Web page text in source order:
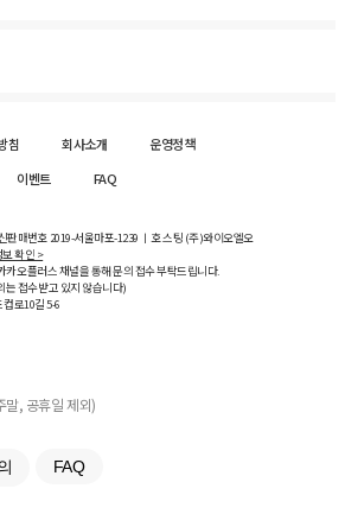
침 회사소개
운영정책
이벤트 FAQ
판매번호 2019-서울마포-1239 ㅣ 호스팅 (주)와이오엘오
확인 >
오플러스 채널을 통해 문의 접수 부탁드립니다.
는 접수받고 있지 않습니다)
컵로10길5-6
말, 공휴일 제외)
FAQ